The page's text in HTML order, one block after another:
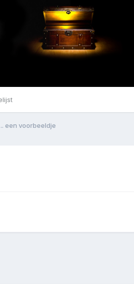
een voorbeeldje